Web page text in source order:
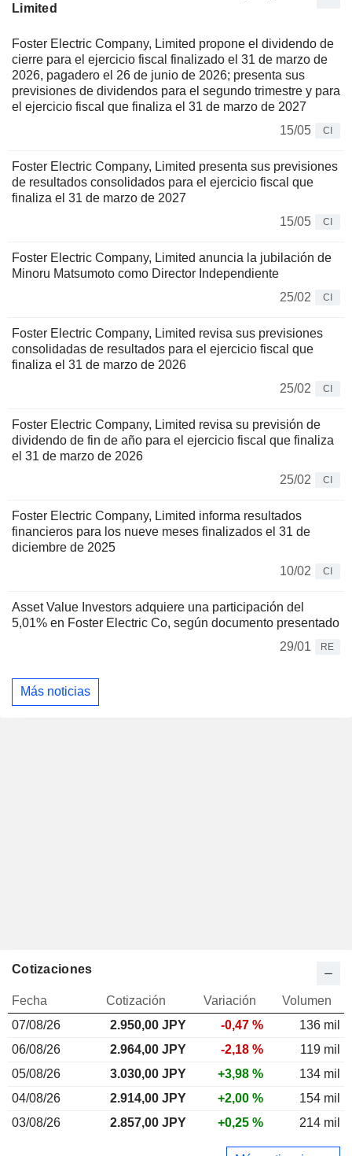
Limited
Foster Electric Company, Limited propone el dividendo de
cierre para el ejercicio fiscal finalizado el 31 de marzo de
2026, pagadero el 26 de junio de 2026; presenta sus
previsiones de dividendos para el segundo trimestre y para
el ejercicio fiscal que finaliza el 31 de marzo de 2027
15/05
CI
Foster Electric Company, Limited presenta sus previsiones
de resultados consolidados para el ejercicio fiscal que
finaliza el 31 de marzo de 2027
15/05
CI
Foster Electric Company, Limited anuncia la jubilación de
Minoru Matsumoto como Director Independiente
25/02
CI
Foster Electric Company, Limited revisa sus previsiones
consolidadas de resultados para el ejercicio fiscal que
finaliza el 31 de marzo de 2026
25/02
CI
Foster Electric Company, Limited revisa su previsión de
dividendo de fin de año para el ejercicio fiscal que finaliza
el 31 de marzo de 2026
25/02
CI
Foster Electric Company, Limited informa resultados
financieros para los nueve meses finalizados el 31 de
diciembre de 2025
10/02
CI
Asset Value Investors adquiere una participación del
5,01% en Foster Electric Co, según documento presentado
29/01
RE
Más noticias
Cotizaciones
Fecha Cotización Variación
Volumen
07/08/26
2.950,00 JPY -0,47 %
136 mil
06/08/26
2.964,00 JPY -2,18 %
119 mil
05/08/26
3.030,00 JPY +3,98 %
134 mil
04/08/26
2.914,00 JPY +2,00 %
154 mil
03/08/26
2.857,00 JPY +0,25 % 214 mil